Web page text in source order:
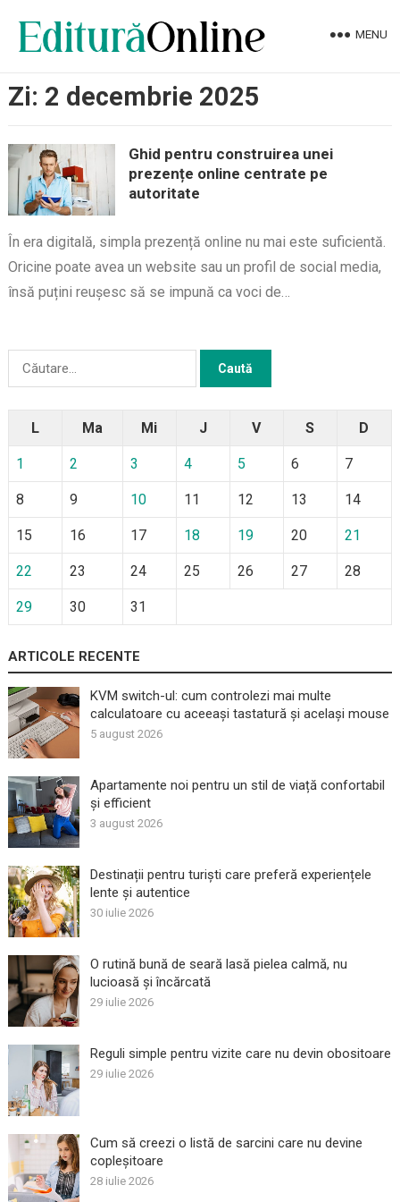
MENU
Zi: 2 decembrie 2025
Ghid pentru construirea unei
prezențe online centrate pe
autoritate
În era digitală, simpla prezență online nu mai este suficientă.
Oricine poate avea un website sau un profil de social media,
însă puțini reușesc să se impună ca voci de…
Caută
L Ma Mi J V S D
1 2 3 4 5 6 7
8 9 10 11 12 13 14
15 16 17 18 19 20 21
22 23 24 25 26 27 28
29 30 31
ARTICOLE RECENTE
KVM switch-ul: cum controlezi mai multe
calculatoare cu aceeași tastatură și același mouse
5 august 2026
Apartamente noi pentru un stil de viață confortabil
și efficient
3 august 2026
Destinații pentru turiști care preferă experiențele
lente și autentice
30 iulie 2026
O rutină bună de seară lasă pielea calmă, nu
lucioasă și încărcată
29 iulie 2026
Reguli simple pentru vizite care nu devin obositoare
29 iulie 2026
Cum să creezi o listă de sarcini care nu devine
copleșitoare
28 iulie 2026